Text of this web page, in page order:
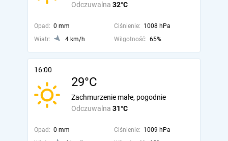
Odczuwalna 32°C
Opad: 0 mm Ciśnienie: 1008 hPa
Wiatr:
4 km/h Wilgotność: 65%
16:00
29°C
Odczuwalna 31°C
Zachmurzenie małe, pogodnie
Opad: 0 mm Ciśnienie: 1009 hPa